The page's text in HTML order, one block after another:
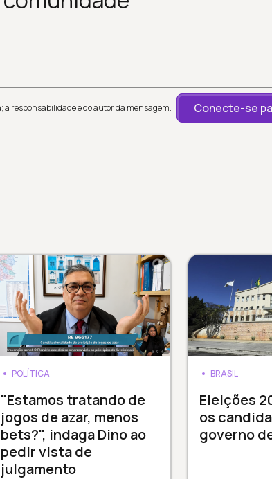
a responsabilidade é do autor da mensagem. Conecte-se
POLÍTICA
"Estamos tratando de
jogos de azar, menos
bets?", indaga Dino ao
pedir vista de
julgamento
BRASIL
Eleições
os
governo